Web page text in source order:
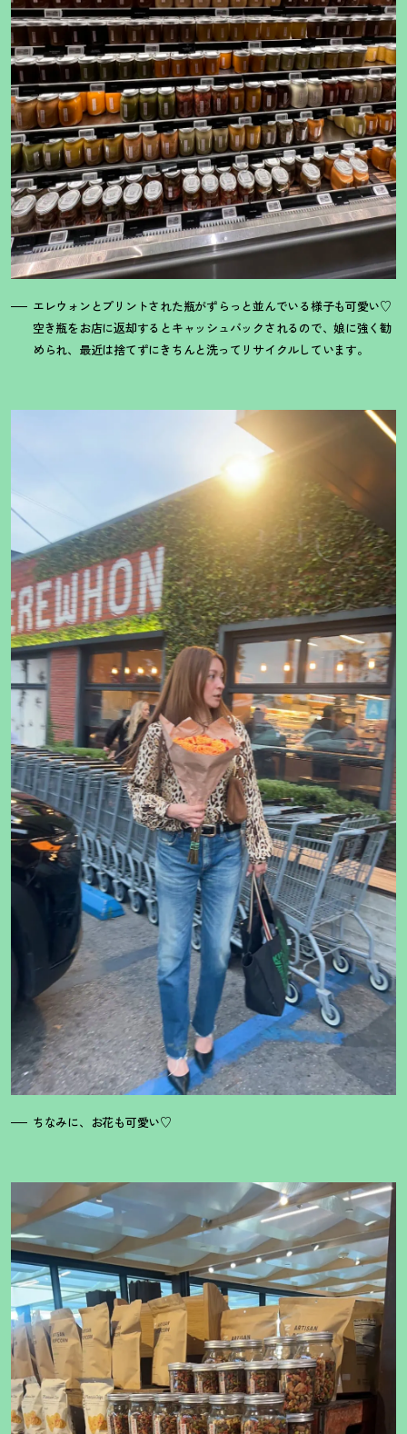
エレウォンとプリントされた瓶がずらっと並んでいる様子も可愛い♡
空き瓶をお店に返却するとキャッシュバックされるので、娘に強く勧
められ、最近は捨てずにきちんと洗ってリサイクルしています。
ちなみに、お花も可愛い♡